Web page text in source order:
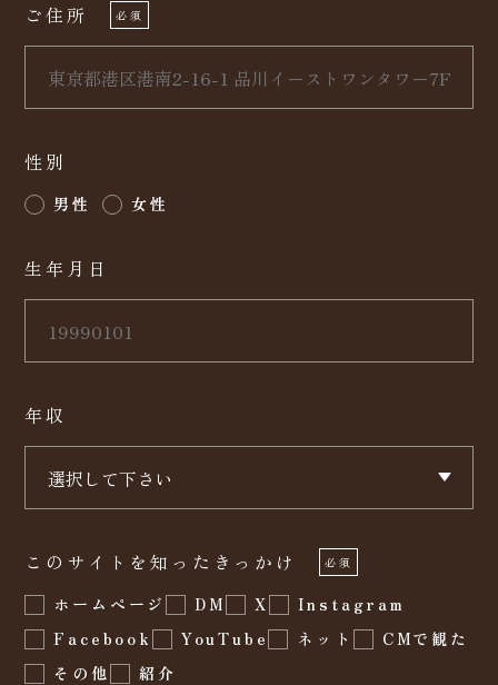
ご住所 必須
性別
男性 女性
生年月日
年収
このサイトを知ったきっかけ 必須
ホームページ DM X
Instagram
Facebook
YouTube ネット
CMで観た
その他
紹介